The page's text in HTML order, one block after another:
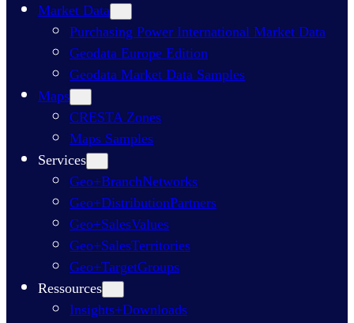
Market Data
Purchasing Power International Market Data
Geodata Europe Edition
Geodata Market Data Samples
Maps
CRESTA Zones
Maps Samples
Services
Geo+BranchNetworks
Geo+DistributionPartners
Geo+SalesValues
Geo+SalesTerritories
Geo+TargetGroups
Ressources
Insights+Downloads